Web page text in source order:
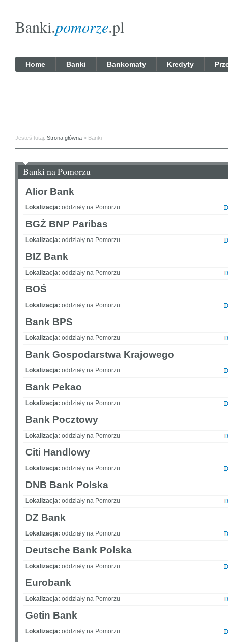
Banki.pomorze.pl
Home Banki Bankomaty Kredyty
Jesteś tutaj: Strona główna » Banki
Banki na Pomorzu
Alior Bank
Lokalizacja: oddziały na Pomorzu
BGŻ BNP Paribas
Lokalizacja: oddziały na Pomorzu
BIZ Bank
Lokalizacja: oddziały na Pomorzu
BOŚ
Lokalizacja: oddziały na Pomorzu
Bank BPS
Lokalizacja: oddziały na Pomorzu
Bank Gospodarstwa Krajowego
Lokalizacja: oddziały na Pomorzu
Bank Pekao
Lokalizacja: oddziały na Pomorzu
Bank Pocztowy
Lokalizacja: oddziały na Pomorzu
Citi Handlowy
Lokalizacja: oddziały na Pomorzu
DNB Bank Polska
Lokalizacja: oddziały na Pomorzu
DZ Bank
Lokalizacja: oddziały na Pomorzu
Deutsche Bank Polska
Lokalizacja: oddziały na Pomorzu
Eurobank
Lokalizacja: oddziały na Pomorzu
Getin Bank
Lokalizacja: oddziały na Pomorzu